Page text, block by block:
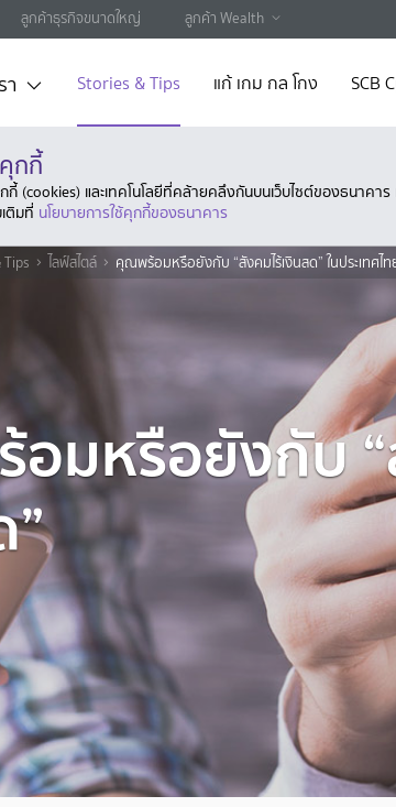
ลูกค้าธุรกิจขนาดใหญ่ ลูกค้า Wealth
Stories & Tips แก้ เกม กล โกง SCB
กกี้
กี้ (cookies) และเทคโนโลยีที่คล้ายคลึงกันบนเว็บไซต์ของธนาคา
ติมที่ นโยบายการใช้คุกกี้ของธนาคาร
ไลฟ์สไตล์ คุณพร้อมหรือยังกับ “สังคมไร้เงินสด” ในประเทศไท
มหรือยังกับ “